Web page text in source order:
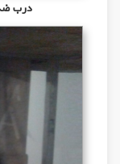
درب